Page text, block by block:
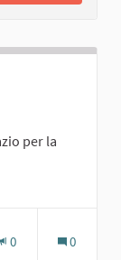
per la
0 0